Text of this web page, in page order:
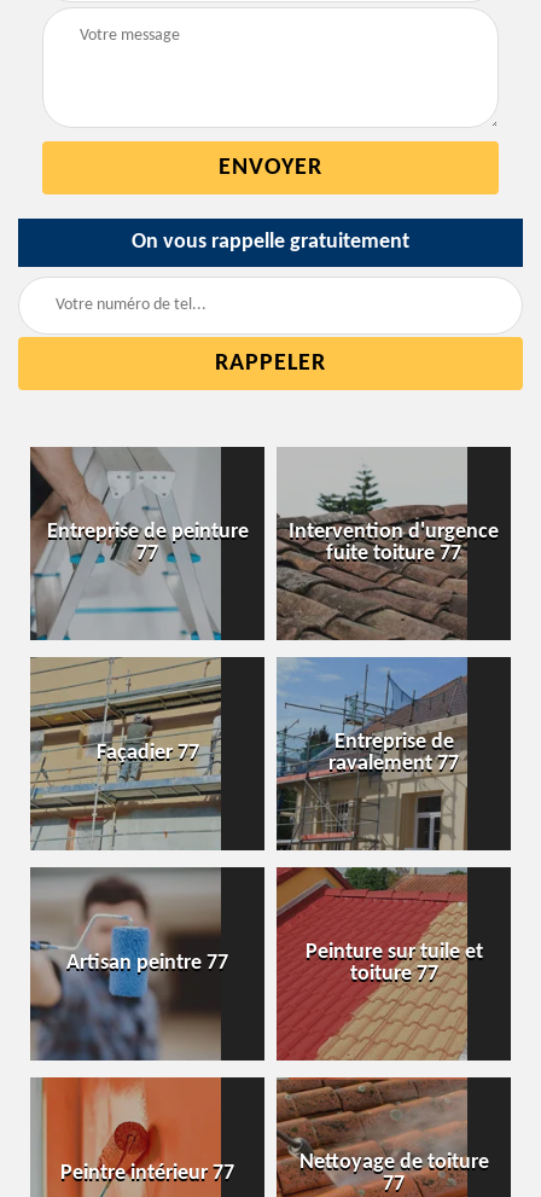
On vous rappelle gratuitement
Entreprise de peinture
77
Intervention d'urgence
fuite toiture 77
Façadier 77
Entreprise de
ravalement 77
Artisan peintre 77
Peinture sur tuile et
toiture 77
Peintre intérieur 77
Nettoyage de toiture
77